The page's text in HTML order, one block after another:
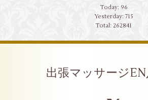
Today: 96
Yesterday: 715
Total: 262841
出張マッサージ